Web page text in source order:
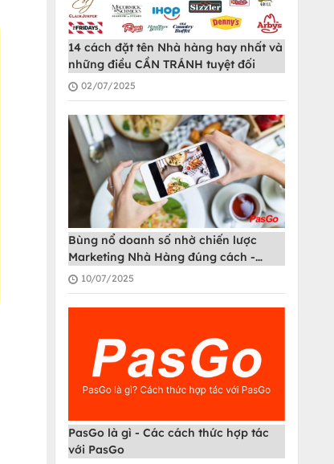
14 cách đặt tên Nhà hàng hay nhất và
những điều CẦN TRÁNH tuyệt đối
02/07/2025
Bùng nổ doanh số nhờ chiến lược
Marketing Nhà Hàng đúng cách -
PasGo
10/07/2025
PasGo là gì - Các cách thức hợp tác
với PasGo